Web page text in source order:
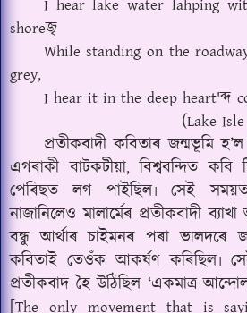
I hear lake water lahping
shoreজ্ব
While standing on the
grey,
I hear it in the deep heart'ব্দ
(Lake
প্ৰতীকবাদী কবিতাৰ জন্মভূমি
এগৰাকী বাটকটীয়া,বিশ্ববন্দিত কবি
পেৰিছত লগ পাইছিল৷ সেই
নাজানিলেও মালাৰ্মেৰ প্ৰতীকবাদী
বন্ধু আৰ্থাৰ চাইমনৰ পৰা ভালদৰে
কবিতাই তেওঁক আকৰ্ষণ কৰিছিল৷
প্ৰতীকবাদ হৈ উঠিছিল ‘একমাত্ৰ
[The only movement that is